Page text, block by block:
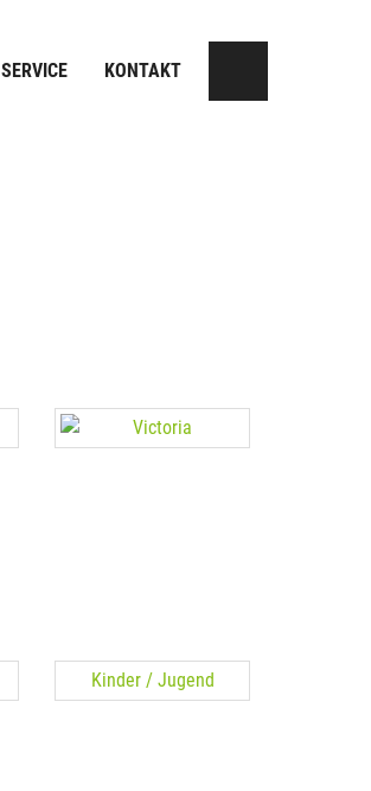
SERVICE KONTAKT
Kinder / Jugend